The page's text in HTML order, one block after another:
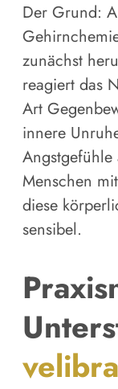
Der Grund:
zunächst
reagiert das
Art
innere
Angstgefühle
Menschen
diese
sensibel.
velibra